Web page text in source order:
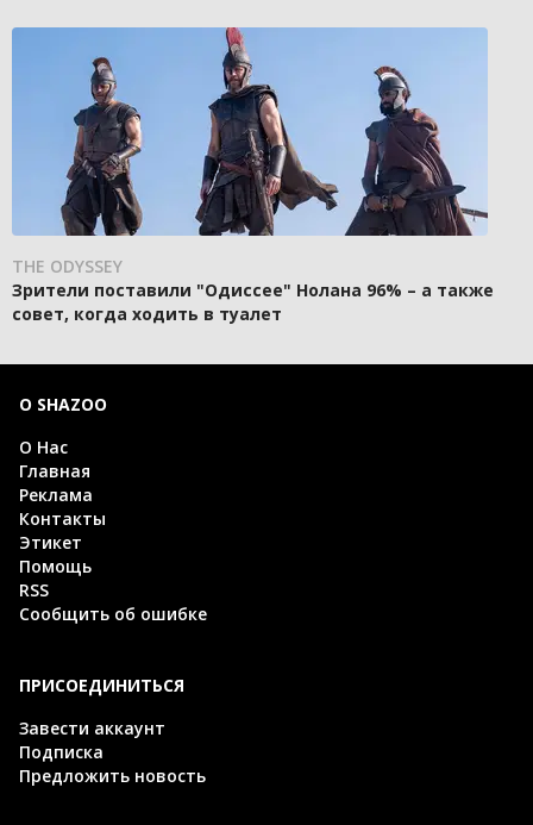
THE ODYSSEY
Зрители поставили "Одиссее" Нолана 96% – а также
совет, когда ходить в туалет
О SHAZOO
О Нас
Главная
Реклама
Контакты
Этикет
Помощь
RSS
Сообщить об ошибке
ПРИСОЕДИНИТЬСЯ
Завести аккаунт
Подписка
Предложить новость